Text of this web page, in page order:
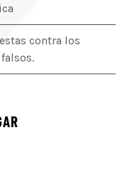
contra los